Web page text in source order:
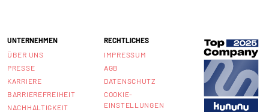
UNTERNEHMEN
ÜBER UNS
PRESSE
KARRIERE
BARRIEREFREIHEIT
NACHHALTIGKEIT
RECHTLICHES
IMPRESSUM
AGB
DATENSCHUTZ
COOKIE-
EINSTELLUNGEN